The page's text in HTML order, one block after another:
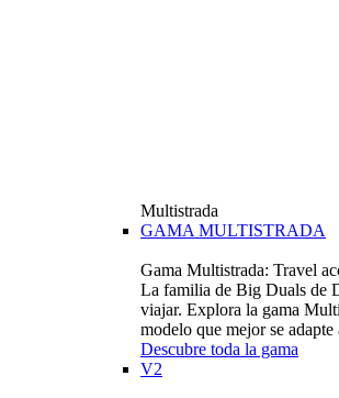
Multistrada
GAMA MULTISTRADA
Gama Multistrada: Travel
La familia de Big Duals de
viajar. Explora la gama
modelo que mejor se adapte
Descubre toda la gama
V2